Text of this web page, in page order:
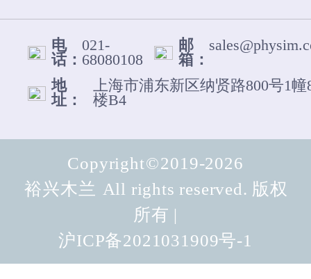
电
话：
021-
68080108
邮
箱：
地
址：
上海市浦东新区纳贤路800号1幢
楼B4
Copyright©2019-2026
裕兴木兰 All rights reserved. 版权
所有 |
沪ICP备2021031909号-1